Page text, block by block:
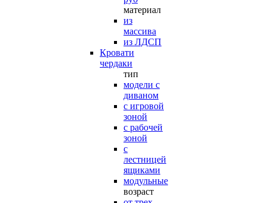
материал
из
массива
из ЛДСП
Кровати
чердаки
тип
модели с
диваном
с игровой
зоной
с рабочей
зоной
с
лестницей
ящиками
модульные
возраст